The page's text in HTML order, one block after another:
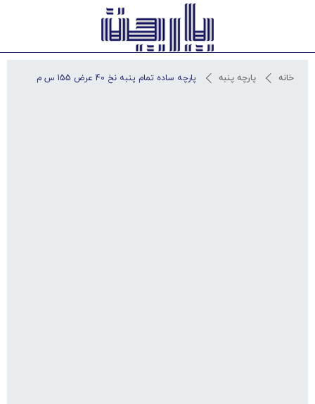
خانه پارچه پنبه پارچه ساده تمام پنبه نخ 40 عرض 155 س م
استعلام آخرین قیمت و مشاوره